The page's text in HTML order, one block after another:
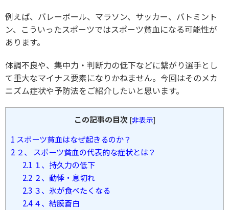
例えば、バレーボール、マラソン、サッカー、バトミント
ン、こういったスポーツではスポーツ貧血になる可能性が
あります。
体調不良や、集中力・判断力の低下などに繋がり選手とし
て重大なマイナス要素になりかねません。今回はそのメカ
ニズム症状や予防法をご紹介したいと思います。
この記事の目次 [非表示]
1 スポーツ貧血はなぜ起きるのか？
2 ２、 スポーツ貧血の代表的な症状とは？
2.1 １、持久力の低下
2.2２、動悸・息切れ
2.3 ３、氷が食べたくなる
2.4４、結膜蒼白